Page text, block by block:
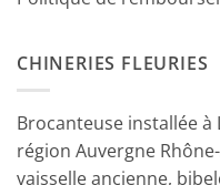
CHINERIES FLEURIES
Brocanteuse installée à
région Auvergne
vaisselle ancienne,